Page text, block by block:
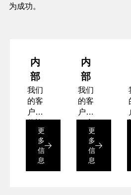
为成功。
内
部
入
职
培
训
我们
的客
户即
来一
位新
的总
经
更
多
信
息
内
部
遴
选
（董
事
会）
我们
的客
户是
在海
外设
立新
实体
更
多
信
息